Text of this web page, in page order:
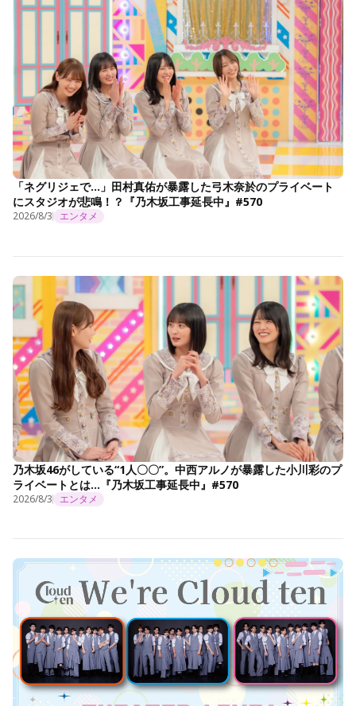
「ネグリジェで…」田村真佑が暴露した弓木奈於のプライベート
にスタジオが悲鳴！？『乃木坂工事延長中』#570
2026/8/3 エンタメ
乃木坂46がしている“1人〇〇”。中西アルノが暴露した小川彩のプ
ライベートとは…『乃木坂工事延長中』#570
2026/8/3 エンタメ